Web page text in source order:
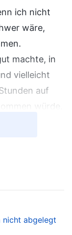
ich nicht
wäre,
machte, in
vielleicht
auf
würde.
Also
meine
von der
In diesem
nicht abgelegt